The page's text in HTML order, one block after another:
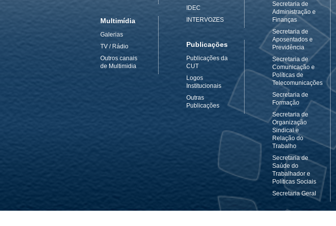
IDEC
INTERVOZES
Secretaria de
Administração e
Finanças
Secretaria de
Aposentados e
Previdência
Secretaria de
Comunicação e
Políticas de
Telecomunicações
Secretaria de
Formação
Secretaria de
Organização
Sindical e
Relação do
Trabalho
Secretaria de
Saúde do
Trabalhador e
Políticas Sociais
Secretaria Geral
Multimídia
Galerias
TV / Rádio
Outros canais
de Multimidia
Publicações
Publicações da
CUT
Logos
Institucionais
Outras
Publicações